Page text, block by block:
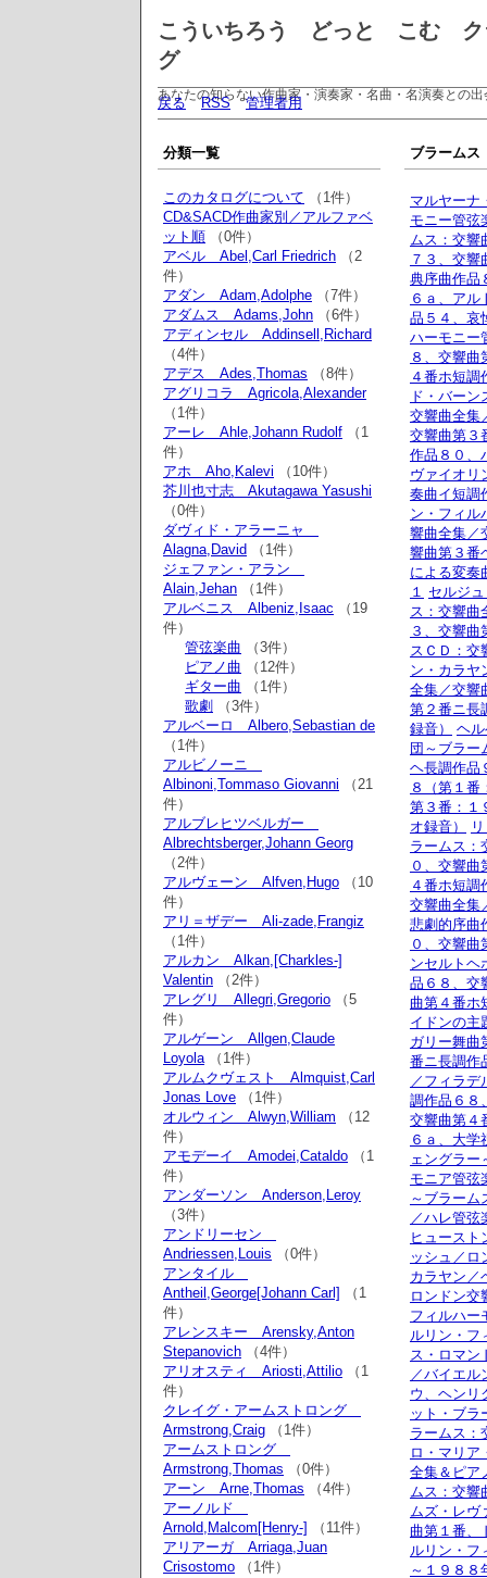
こういちろう どっと こむ ク
グ
あなたの知らない作曲家・演奏家・名曲・名演奏との出
戻る RSS 管理者用
ブラーム
マルヤーナ
モニー管弦
ムス：交響
７３、交
典序曲作品
６ａ、ア
品５４、哀
ハーモニー
８、交響
４番ホ短調
ド・バー
交響曲全集
交響曲第３
作品８０、
ヴァイオリ
奏曲イ短調
ン・フィル
響曲全集／
響曲第３番
による変奏
１ セルジ
ス：交響曲
３、交響
スＣＤ：交
ン・カラヤ
全集／交響
第２番ニ長
録音）
ヘ
団～ブラー
ヘ長調作品
８（第１
第３番：１
オ録音）
ラームス：
０、交響
４番ホ短調
交響曲全集
悲劇的序曲
０、交響曲
ンセルトヘ
品６８、交
曲第４番ホ
イドンの主
ガリー舞曲
番ニ長調作
／フィラデ
調作品６８
交響曲第４
６ａ、大学
ェングラー
モニア管弦
～ブラーム
／ハレ管弦
ヒュースト
ッシュ／ロ
カラヤン／
ロンドン交
フィルハー
ルリン・フ
ス・ロマン
／バイエル
ウ、ヘンリ
ット・ブラ
ラームス：
ロ・マリア
全集＆ピア
ムス：交響
ムズ・レヴ
曲第１番、
ルリン・フ
～１９８８
分類一覧
このカタログについて （1件）
CD&SACD作曲家別／アルファベ
ット順 （0件）
アベル Abel,Carl Friedrich （2
件）
アダン Adam,Adolphe （7件）
アダムス Adams,John （6件）
アディンセル Addinsell,Richard
（4件）
アデス Ades,Thomas （8件）
アグリコラ Agricola,Alexander
（1件）
アーレ Ahle,Johann Rudolf （1
件）
アホ Aho,Kalevi （10件）
芥川也寸志 Akutagawa Yasushi
（0件）
ダヴィド・アラーニャ
Alagna,David （1件）
ジェファン・アラン
Alain,Jehan （1件）
アルベニス Albeniz,Isaac （19
件）
管弦楽曲 （3件）
ピアノ曲 （12件）
ギター曲 （1件）
歌劇
（3件）
アルベーロ Albero,Sebastian de
（1件）
アルビノーニ
Albinoni,Tommaso Giovanni （21
件）
アルブレヒツベルガー
Albrechtsberger,Johann Georg
（2件）
アルヴェーン Alfven,Hugo （10
件）
アリ＝ザデー Ali-zade,Frangiz
（1件）
アルカン Alkan,[Charkles-]
Valentin （2件）
アレグリ Allegri,Gregorio （5
件）
アルゲーン Allgen,Claude
Loyola（1件）
アルムクヴェスト Almquist,Carl
Jonas Love （1件）
オルウィン Alwyn,William （12
件）
アモデーイ Amodei,Cataldo （1
件）
アンダーソン Anderson,Leroy
（3件）
アンドリーセン
Andriessen,Louis （0件）
アンタイル
Antheil,George[Johann Carl]
（1
件）
アレンスキー Arensky,Anton
Stepanovich （4件）
アリオスティ Ariosti,Attilio （1
件）
クレイグ・アームストロング
Armstrong,Craig （1件）
アームストロング
Armstrong,Thomas （0件）
アーン Arne,Thomas （4件）
アーノルド
Arnold,Malcom[Henry-]
（11件）
アリアーガ Arriaga,Juan
Crisostomo （1件）